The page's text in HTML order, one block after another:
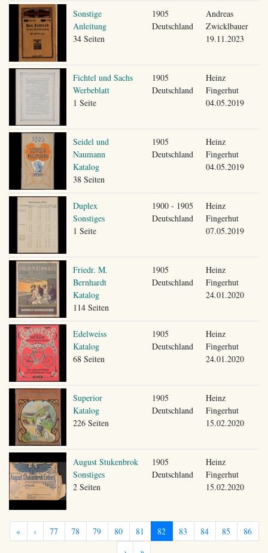
Sonstige
Anleitung
34 Seiten
1905
Deutschland
Andreas
Zwicklbauer
19.11.2023
Fichtel und Sachs
Werbeblatt
1 Seite
1905
Deutschland
Heinz
Fingerhut
04.05.2019
Seidel und
Naumann
Katalog
38 Seiten
1905
Deutschland
Heinz
Fingerhut
04.05.2019
Duplex
Sonstiges
1 Seite
1900 - 1905
Deutschland
Heinz
Fingerhut
07.05.2019
Friedr. M.
Bernhardt
Katalog
114 Seiten
1905
Deutschland
Heinz
Fingerhut
24.01.2020
Edelweiss
Katalog
68 Seiten
1905
Deutschland
Heinz
Fingerhut
24.01.2020
Superior
Katalog
226 Seiten
1905
Deutschland
Heinz
Fingerhut
15.02.2020
August Stukenbrok
Sonstiges
2 Seiten
1905
Deutschland
Heinz
Fingerhut
15.02.2020
« ‹ 77 78 79 80 81 82 83 84 85
86
›
»